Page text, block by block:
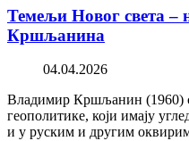
Темељи Новог света
Кршљанина
04.04.2026
Владимир Кршљанин (1960)
геополитике, који имају
и у руским и другим